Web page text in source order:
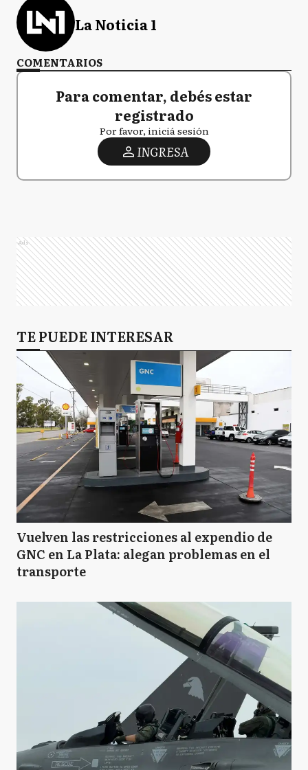
La Noticia 1
COMENTARIOS
Para comentar, debés estar
registrado
Por favor, iniciá sesión
INGRESA
Ads
TE PUEDE INTERESAR
Vuelven las restricciones al expendio de
GNC en La Plata: alegan problemas en el
transporte